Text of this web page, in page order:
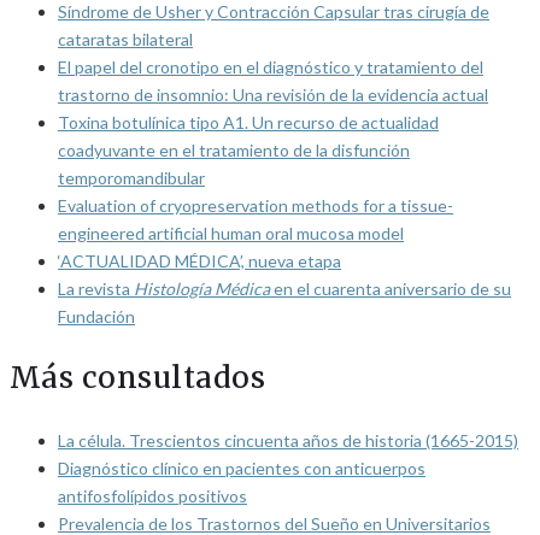
Síndrome de Usher y Contracción Capsular tras cirugía de
cataratas bilateral
El papel del cronotipo en el diagnóstico y tratamiento del
trastorno de insomnio: Una revisión de la evidencia actual
Toxina botulínica tipo A1. Un recurso de actualidad
coadyuvante en el tratamiento de la disfunción
temporomandibular
Evaluation of cryopreservation methods for a tissue-
engineered artificial human oral mucosa model
‘ACTUALIDAD MÉDICA’, nueva etapa
La revista Histología Médicaen el cuarenta aniversario de su
Fundación
Más consultados
La célula. Trescientos cincuenta años de historia (1665-2015)
Diagnóstico clínico en pacientes con anticuerpos
antifosfolípidos positivos
Prevalencia de los Trastornos del Sueño en Universitarios